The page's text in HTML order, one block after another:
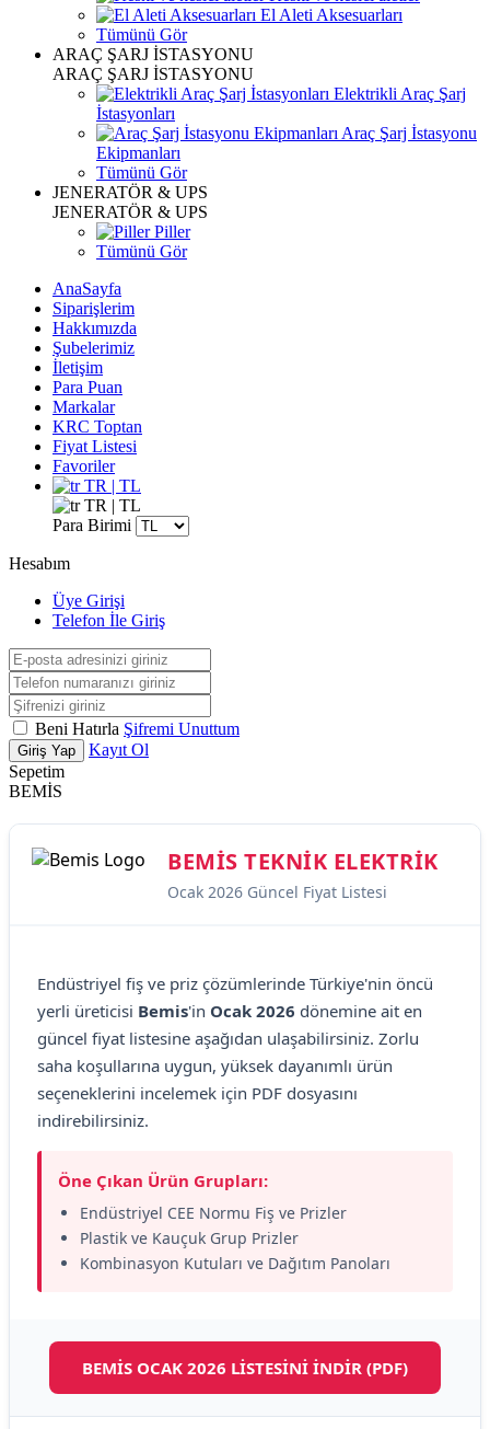
El Aleti Aksesuarları
Tümünü Gör
ARAÇ ŞARJ İSTASYONU
ARAÇ ŞARJ İSTASYONU
Elektrikli Araç Şarj
İstasyonları
Araç Şarj İstasyonu
Ekipmanları
Tümünü Gör
JENERATÖR & UPS
JENERATÖR & UPS
Piller
Tümünü Gör
AnaSayfa
Siparişlerim
Hakkımızda
Şubelerimiz
İletişim
Para Puan
Markalar
KRC Toptan
Fiyat Listesi
Favoriler
TR | TL
TR | TL
Para Birimi
Hesabım
Üye Girişi
Telefon İle Giriş
Beni Hatırla Şifremi Unuttum
Giriş Yap
Kayıt Ol
Sepetim
BEMİS
BEMIS TEKNIK ELEKTRIK
Ocak 2026 Güncel Fiyat Listesi
Endüstriyel fiş ve priz çözümlerinde Türkiye'nin öncü
yerli üreticisi Bemis'in Ocak 2026 dönemine ait en
güncel fiyat listesine aşağıdan ulaşabilirsiniz. Zorlu
saha koşullarına uygun, yüksek dayanımlı ürün
seçeneklerini incelemek için PDF dosyasını
indirebilirsiniz.
Öne Çıkan Ürün Grupları:
Endüstriyel CEE Normu Fiş ve Prizler
Plastik ve Kauçuk Grup Prizler
Kombinasyon Kutuları ve Dağıtım Panoları
BEMİS OCAK 2026 LİSTESİNİ İNDİR (PDF)